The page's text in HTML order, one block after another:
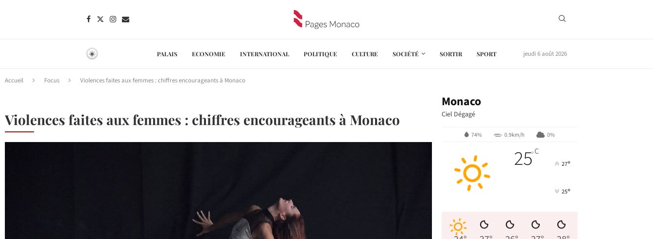
PALAIS ECONOMIE INTERNATIONAL POLITIQUE CULTURE SOCIÉTÉ SORTIR SPORT jeudi 6 août 2026
Accueil Focus Violences faites aux femmes : chiffres encourageants à Monaco
Violences faites aux femmes : chiffres encourageants à Monaco
Monaco
Ciel Dégagé
74% 0.9km/h 0%
25°C
27°
25°